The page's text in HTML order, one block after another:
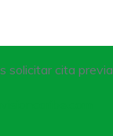
solicitar cita